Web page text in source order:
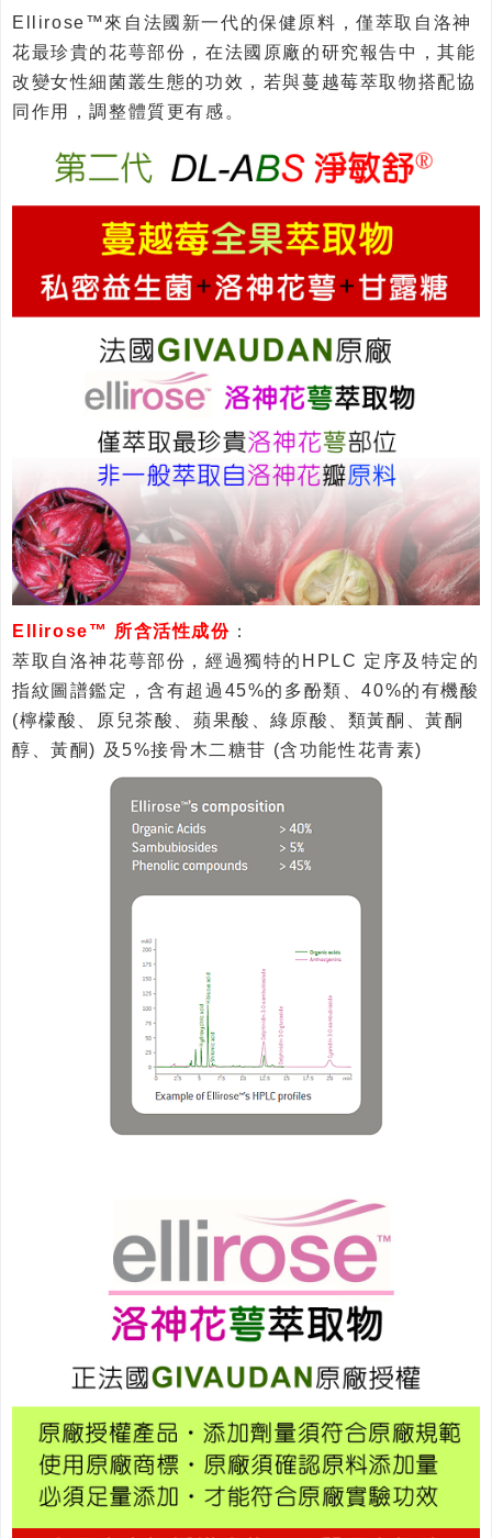
Ellirose™來自法國新一代的保健原料，僅萃取自洛神
花最珍貴的花萼部份，在法國原廠的研究報告中，其能
改變女性細菌叢生態的功效，若與蔓越莓萃取物搭配協
同作用，調整體質更有感。
Ellirose™ 所含活性成份 ：
萃取自洛神花萼部份，經過獨特的HPLC 定序及特定的
指紋圖譜鑑定，含有超過45%的多酚類、40%的有機酸
(檸檬酸、原兒茶酸、蘋果酸、綠原酸、類黃酮、黃酮
醇、黃酮) 及5%接骨木二糖苷 (含功能性花青素)